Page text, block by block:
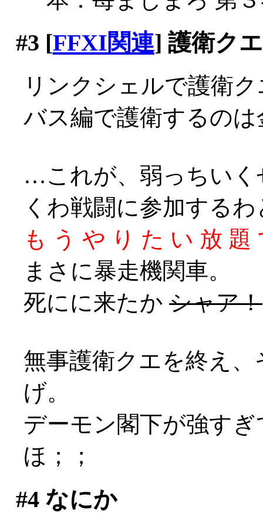
#3 [FFXI関連] 護衛ク
リンクシェルで護衛
バス編で護衛するの
…これが、弱っちいく
くわ戦闘に参加するわ
も う や り た い 放
まさに暴走機関車。
死にに来たか シャア！
無事護衛クエを終え
げ。
デーモン閣下が強す
ほ；；
#4なにか